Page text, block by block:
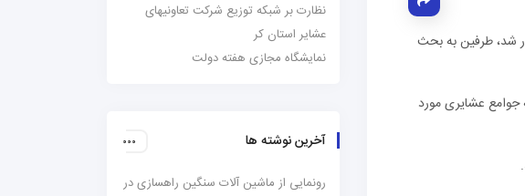
شد، طرفین به بحث
جوامع عشایری مورد
نظارت بر شبکه توزیع شرکت تعاونیهای
عشایر استان کر
نمایشگاه مجازی هفته دولت
آخرین نوشته ها
رونمایی از ماشین آلات سنگین راهسازی در